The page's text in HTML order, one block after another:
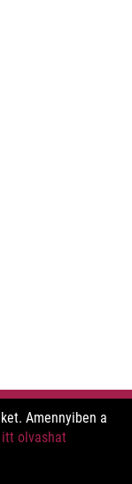
Amennyiben a
olvashat